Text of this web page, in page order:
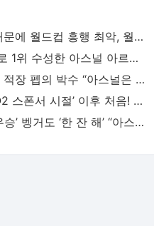
“트럼프 정권 때문에 월드컵 흥행 최악, 월드컵 특수는 개미 눈곱만큼” 미국 호텔업계 울상 -
‘4분 11초 VAR’로 1위 수성한 아스널 아르테타 이례적 극찬! “심판의 일, 대단히 어렵고 막중해!
‘아름다운 패자’ 적장 펩의 박수 “아스널은 프리미어리그 우승할 자격 있는 팀” - 풋볼리스
아스널 우승, ‘O2 스폰서 시절’ 이후 처음! 에미레이트 항공, 후원 20년 만에 우승팀 배출 - 풋볼
‘22년 전 무패우승’ 벵거도 ‘한 잔 해’ “아스널이 해냈다… 모든 순간을 즐겨라” [아스널